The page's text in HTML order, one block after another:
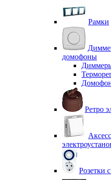
Рамки
домофоны
Ретро
Розетки